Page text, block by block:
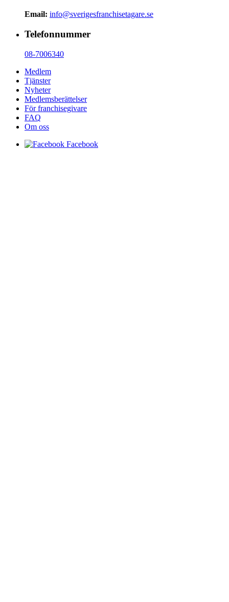
Email: info@sverigesfranchisetagare.se
Telefonnummer
08-7006340
Medlem
Tjänster
Nyheter
Medlemsberättelser
För franchisegivare
FAQ
Om oss
Facebook